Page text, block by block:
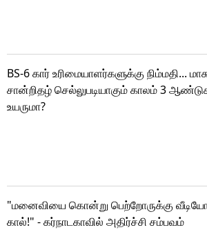
BS-6 கார் உரிமையாளர்களுக்கு நிம்மதி...
சான்றிதழ் செல்லுபடியாகும் காலம் 3
உயருமா?
"மனைவியை கொன்று பெற்றோருக்கு
கால்!" - கர்நாடகாவில் அதிர்ச்சி சம்பவம்